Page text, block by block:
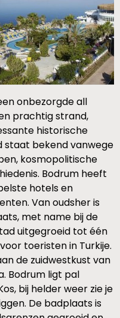
onbezorgde all
prachtig strand,
historische
staat bekend vanwege
kosmopolitische
Bodrum heeft
hotels en
Van oudsher is
met name bij de
uitgegroeid tot één
toeristen in Turkije.
de zuidwestkust van
Bodrum ligt pal
bij helder weer zie je
De badplaats is